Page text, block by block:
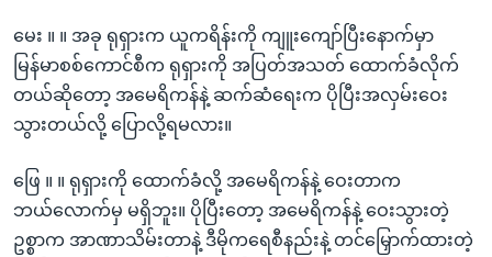
မေး ။ ။ အခု ရုရှားက ယူကရိန်းကို ကျူးကျော်ပြီးနောက်မှာ
မြန်မာစစ်ကောင်စီက ရုရှားကို အပြတ်အသတ် ထောက်ခံလိုက်
တယ်ဆိုတော့ အမေရိကန်နဲ့ ဆက်ဆံရေးက ပိုပြီးအလှမ်းဝေး
သွားတယ်လို့ ပြောလို့ရမလား။
ဖြေ ။ ။ ရုရှားကို ထောက်ခံလို့ အမေရိကန်နဲ့ ဝေးတာက
ဘယ်လောက်မှ မရှိဘူး။ ပိုပြီးတော့ အမေရိကန်နဲ့ ဝေးသွားတဲ့
ဥစ္စာက အာဏာသိမ်းတာနဲ့ ဒီမိုကရေစီနည်းနဲ့ တင်မြှောက်ထားတဲ့